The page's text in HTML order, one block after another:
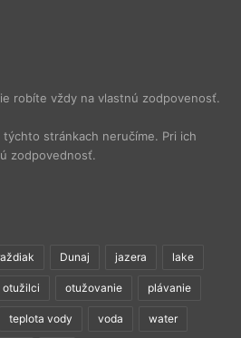
robíte vždy na vlastnú zodpovenosť.
stránkach neručíme. Pri ich
zodpovednosť.
Dunaj jazera lake
otužilci otužovanie plávanie
teplota vody voda water